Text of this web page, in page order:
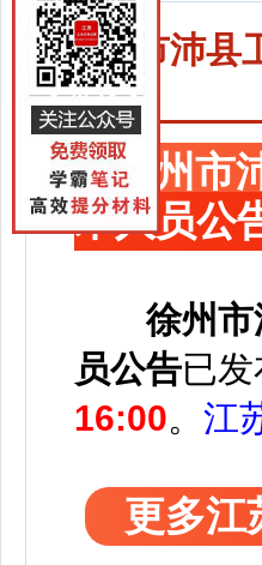
徐州市沛县
徐州市
术人员公
徐州
员公告已发
16:00。 江
更多江